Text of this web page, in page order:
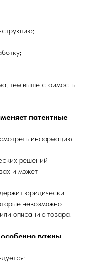
тем выше стоимость
патентные
информацию
решений
и может
юридически
невозможно
описанию товара.
особенно важны